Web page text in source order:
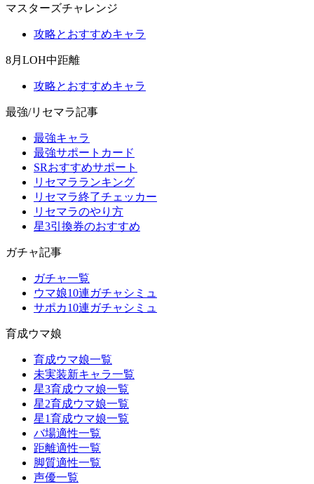
マスターズチャレンジ
攻略とおすすめキャラ
8月LOH中距離
攻略とおすすめキャラ
最強/リセマラ記事
最強キャラ
最強サポートカード
SRおすすめサポート
リセマラランキング
リセマラ終了チェッカー
リセマラのやり方
星3引換券のおすすめ
ガチャ記事
ガチャ一覧
ウマ娘10連ガチャシミュ
サポカ10連ガチャシミュ
育成ウマ娘
育成ウマ娘一覧
未実装新キャラ一覧
星3育成ウマ娘一覧
星2育成ウマ娘一覧
星1育成ウマ娘一覧
バ場適性一覧
距離適性一覧
脚質適性一覧
声優一覧